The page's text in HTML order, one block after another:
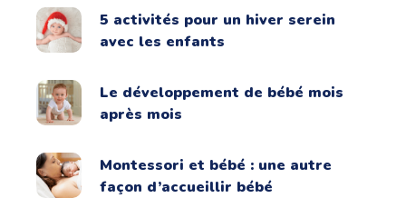
5 activités pour un hiver serein
avec les enfants
Le développement de bébé mois
après mois
Montessori et bébé : une autre
façon d’accueillir bébé